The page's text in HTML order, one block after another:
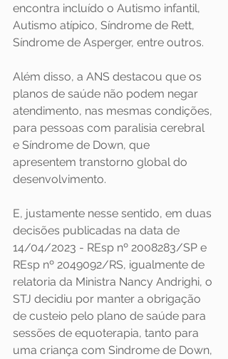
encontra incluído o Autismo infantil,
Autismo atípico, Síndrome de Rett,
Síndrome de Asperger, entre outros.
Além disso, a ANS destacou que os
planos de saúde não podem negar
atendimento, nas mesmas condições,
para pessoas com paralisia cerebral
e Síndrome de Down, que
apresentem transtorno global do
desenvolvimento.
E, justamente nesse sentido, em duas
decisões publicadas na data de
14/04/2023 - REsp nº 2008283/SP e
REsp nº 2049092/RS, igualmente de
relatoria da Ministra Nancy Andrighi, o
STJ decidiu por manter a obrigação
de custeio pelo plano de saúde para
sessões de equoterapia, tanto para
uma criança com Sindrome de Down,